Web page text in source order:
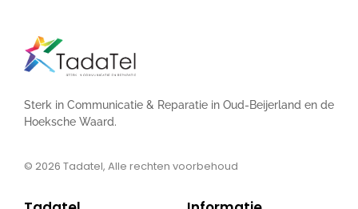
Sterk in Communicatie & Reparatie in Oud-Beijerland en de
Hoeksche Waard.
© 2026 Tadatel, Alle rechten voorbehoud